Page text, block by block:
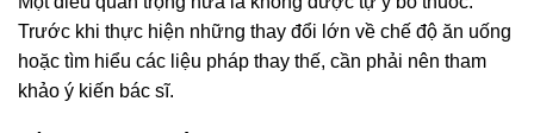
Trước khi thực hiện những thay đổi lớn về chế độ ăn uống
hoặc tìm hiểu các liệu pháp thay thế, cần phải nên tham
khảo ý kiến bác sĩ.